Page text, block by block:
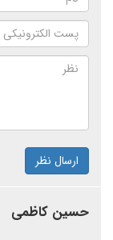
ارسال نظر
حسین کاظمی